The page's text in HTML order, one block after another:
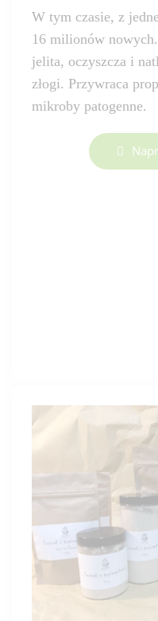
W tym czasie, z
16 milionów
jelita, oczyszcza i
złogi. Przywraca
mikroby patogenne.